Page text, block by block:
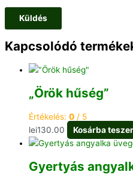
Kapcsolódó
„Örök hűség”
Értékelés: 0 / 5
lei130.00 Kosárba
Gyertyás